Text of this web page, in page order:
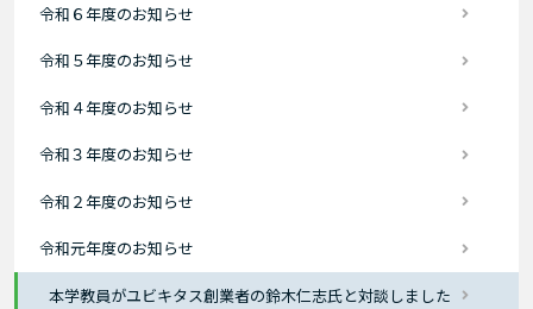
令和６年度のお知らせ
令和５年度のお知らせ
令和４年度のお知らせ
令和３年度のお知らせ
令和２年度のお知らせ
令和元年度のお知らせ
本学教員がユビキタス創業者の鈴木仁志氏と対談しました